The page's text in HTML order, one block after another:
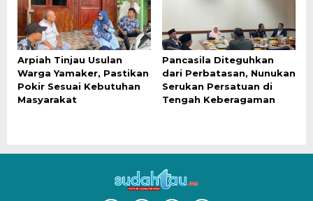
Arpiah Tinjau Usulan
Warga Yamaker, Pastikan
Pokir Sesuai Kebutuhan
Masyarakat
Pancasila Diteguhkan
dari Perbatasan, Nunukan
Serukan Persatuan di
Tengah Keberagaman